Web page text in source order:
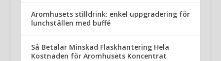
Aromhusets stilldrink: enkel uppgradering för
lunchställen med buffé
Så Betalar Minskad Flaskhantering Hela
Kostnaden för Aromhusets Koncentrat